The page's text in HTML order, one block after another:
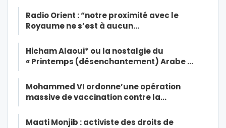
Radio Orient : “notre proximité avec le
Royaume ne s’est à aucun…
Hicham Alaoui* ou la nostalgie du
« Printemps (désenchantement) Arabe …
Mohammed VI ordonne’une opération
massive de vaccination contre la…
Maati Monjib : activiste des droits de